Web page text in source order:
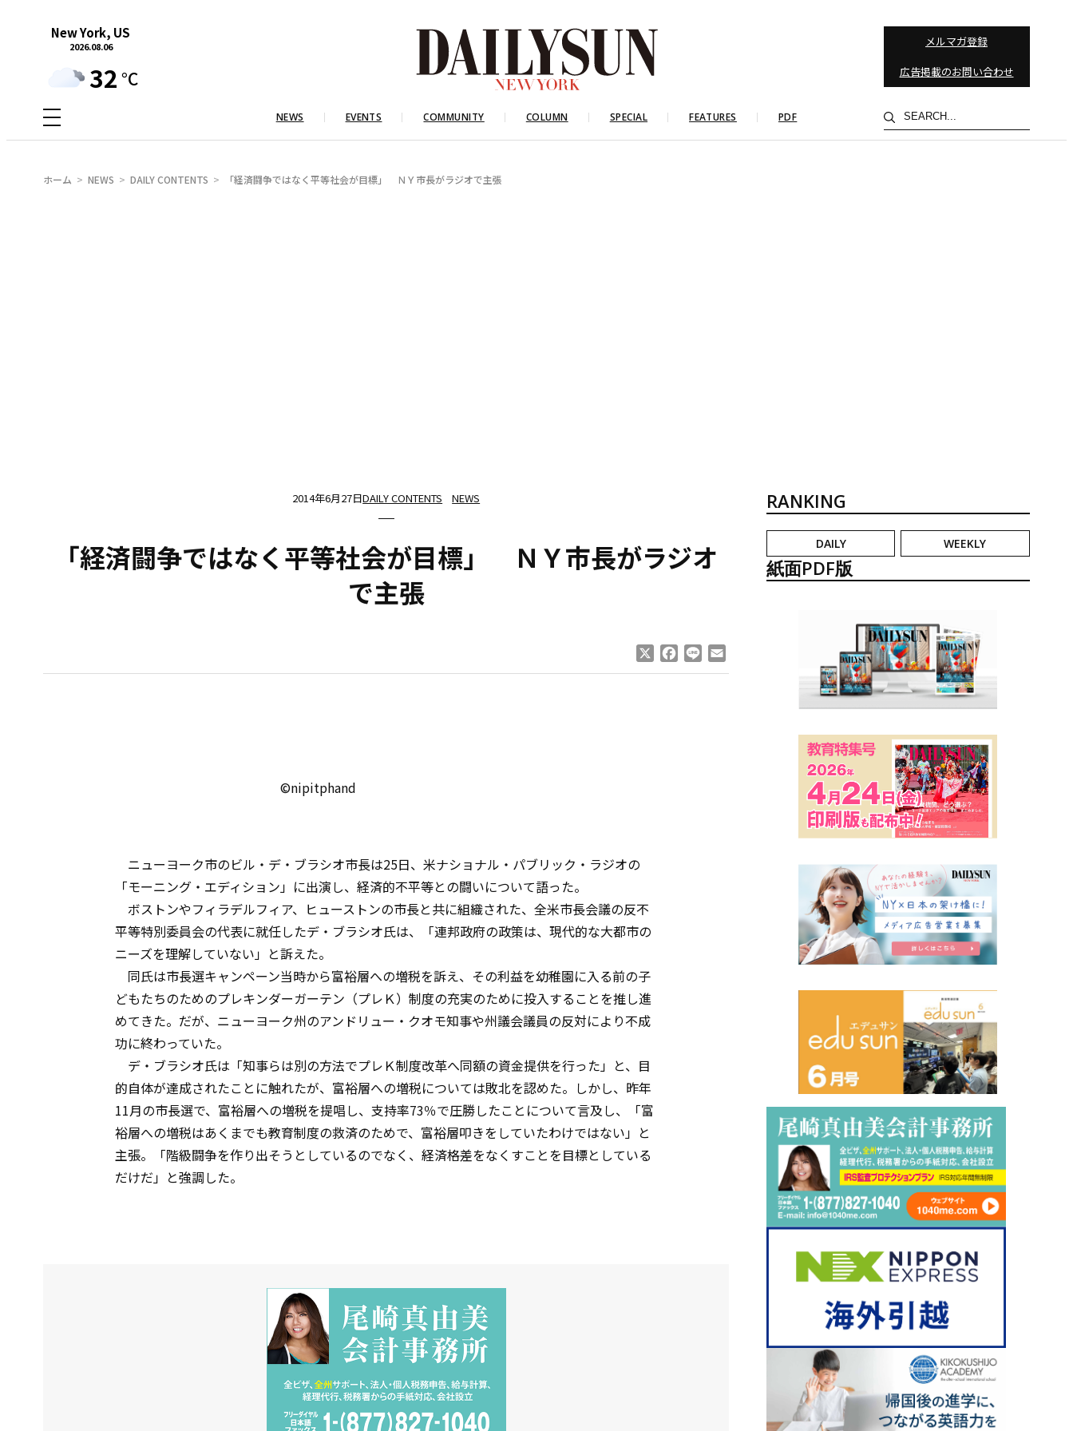
New York, US
2026.08.06
32 °C
メルマガ登録
広告掲載のお問い合わせ
NEWS EVENTS COMMUNITY COLUMN SPECIAL FEATURES PDF
検
索
ホーム NEWS DAILY CONTENTS 「経済闘争ではなく平等社会が目標」 ＮＹ市長がラジオで主張
2014年6月27日DAILY CONTENTS NEWS
「経済闘争ではなく平等社会が目標」 ＮＹ市長がラジオ
で主張
Facebook
Line
©nipitphand
ニューヨーク市のビル・デ・ブラシオ市長は25日、米ナショナル・パブリック・ラジオの
「モーニング・エディション」に出演し、経済的不平等との闘いについて語った。
ボストンやフィラデルフィア、ヒューストンの市長と共に組織された、全米市長会議の反不
平等特別委員会の代表に就任したデ・ブラシオ氏は、「連邦政府の政策は、現代的な大都市の
ニーズを理解していない」と訴えた。
同氏は市長選キャンペーン当時から富裕層への増税を訴え、その利益を幼稚園に入る前の子
どもたちのためのプレキンダーガーテン（プレＫ）制度の充実のために投入することを推し進
めてきた。だが、ニューヨーク州のアンドリュー・クオモ知事や州議会議員の反対により不成
功に終わっていた。
デ・ブラシオ氏は「知事らは別の方法でプレＫ制度改革へ同額の資金提供を行った」と、目
的自体が達成されたことに触れたが、富裕層への増税については敗北を認めた。しかし、昨年
11月の市長選で、富裕層への増税を提唱し、支持率73％で圧勝したことについて言及し、「富
裕層への増税はあくまでも教育制度の救済のためで、富裕層叩きをしていたわけではない」と
主張。「階級闘争を作り出そうとしているのでなく、経済格差をなくすことを目標としている
だけだ」と強調した。
RANKING
DAILY WEEKLY
紙面PDF版